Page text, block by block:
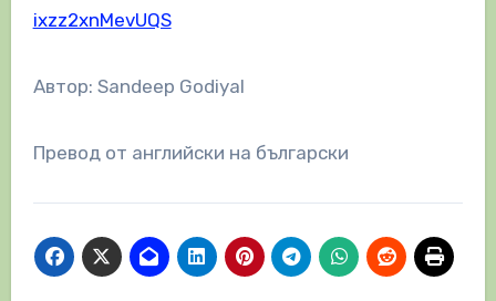
ixzz2xnMevUQS
Автор: Sandeep Godiyal
Превод от английски на български